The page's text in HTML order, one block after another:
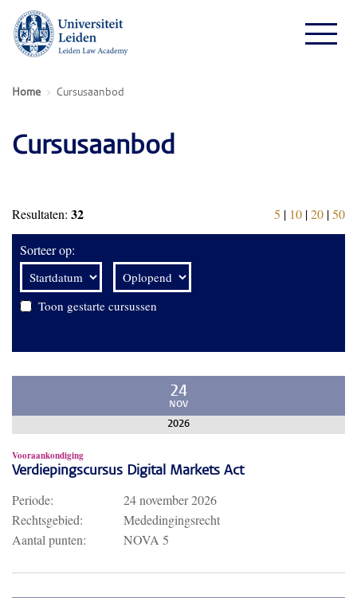
Home Cursusaanbod
Cursusaanbod
Resultaten: 32 5 | 10 |20 |50
Sorteer op:
Toon gestarte cursussen
24
NOV
2026
Vooraankondiging
Verdiepingscursus Digital Markets Act
Periode:
24 november 2026
Rechtsgebied:
Mededingingsrecht
Aantal punten:
NOVA 5